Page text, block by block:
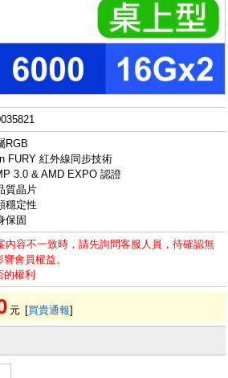
RGB
FURY 紅外線同步技術
3.0 & AMD EXPO 認證
質晶片
穩定性
保固
容不一致時，請先詢問客服人員，待確認無
會員權益。
權利
元 [買貴通報]